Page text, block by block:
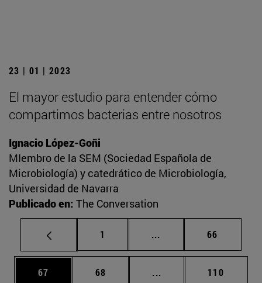
23 | 01 | 2023
El mayor estudio para entender cómo
compartimos bacterias entre nosotros
Ignacio López-Goñi
MIembro de la SEM (Sociedad Española de
Microbiología) y catedrático de Microbiología,
Universidad de Navarra
Publicado en: The Conversation
Página
1 ... Páginas intermedias
Página
66
Página
67 Página
68 ... Páginas intermedias
Página
110